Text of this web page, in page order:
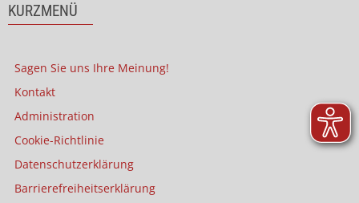
KURZMENÜ
Sagen Sie uns Ihre Meinung!
Kontakt
Administration
Cookie-Richtlinie
Datenschutzerklärung
Barrierefreiheitserklärung